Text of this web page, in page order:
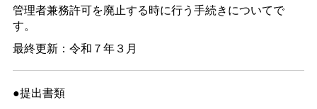
管理者兼務許可を廃止する時に行う手続きについてで
す。
最終更新：令和７年３月
●提出書類